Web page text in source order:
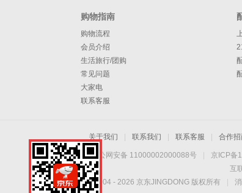
购物指南
购物流程
会员介绍
生活旅行/团购
常见问题
大家电
联系客服
关于我们 联系我们 联系客服 合作
京公网安备 11000002000088号 京ICP备
互
Copyright © 2004 - 2026 京东JINGDONG 版权所有